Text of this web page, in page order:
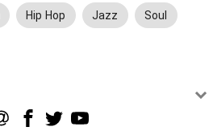
Hip Hop Jazz Soul